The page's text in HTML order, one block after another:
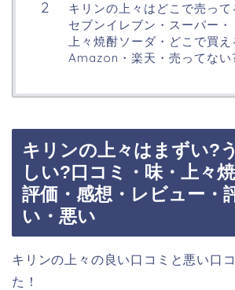
キリンの上々はどこで売って
セブンイレブン・スーパー・
上々焼酎ソーダ・どこで買え
Amazon・楽天・売ってない
キリンの上々はまずい?
しい?口コミ・味・上々
評価・感想・レビュー・
い・悪い
キリンの上々の良い口コミと悪い口
た！